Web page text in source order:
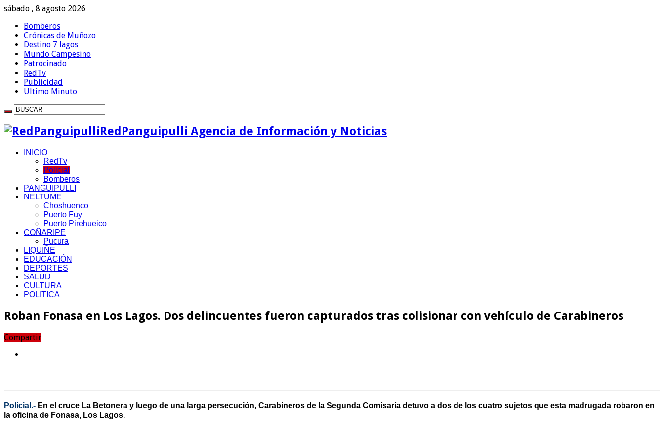
sábado , 8 agosto 2026
Bomberos
Crónicas de Muñozo
Destino 7 lagos
Mundo Campesino
Patrocinado
RedTv
Publicidad
Ultimo Minuto
RedPanguipulli Agencia de Información y Noticias
INICIO
RedTv
Policial
Bomberos
PANGUIPULLI
NELTUME
Choshuenco
Puerto Fuy
Puerto Pirehueico
COÑARIPE
Pucura
LIQUIÑE
EDUCACIÓN
DEPORTES
SALUD
CULTURA
POLITICA
Roban Fonasa en Los Lagos. Dos delincuentes fueron capturados tras colisionar con vehículo de Carabineros
Compartir
Policial.- En el cruce La Betonera y luego de una larga persecución, Carabineros de la Segunda Comisaría detuvo a dos de los cuatro sujetos que esta madrugada robaron en
la oficina de Fonasa, Los Lagos.